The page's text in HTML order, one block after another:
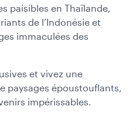
paisibles en Thaïlande,
de l’Indonésie et
immaculées des
et vivez une
paysages époustouflants,
impérissables.